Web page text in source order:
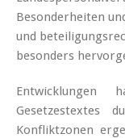
Besonderheiten
und
besonders
Entwicklungen
Gesetzestextes
Konfliktzonen